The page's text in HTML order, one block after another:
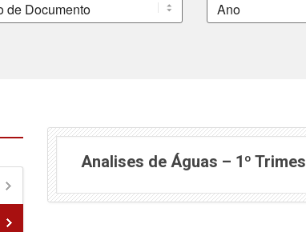
Analises de Águas – 1º